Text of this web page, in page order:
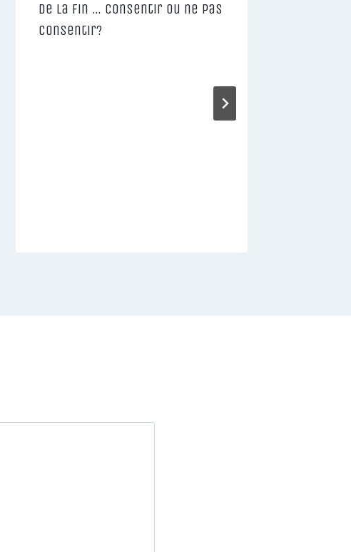
de la fin … Consentir ou ne pas
consentir?